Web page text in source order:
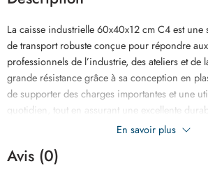
La caisse industrielle 60x40x12 cm C4 est une
de transport robuste conçue pour répondre
professionnels de l’industrie, des ateliers et
grande résistance grâce à sa conception en
de supporter des charges importantes et une
quotidien, tout en assurant une excellente
aux manipulations répétées, son format
entrepôts et zones de travail, facile à nettoyer et
En savoir plus
Avis (0)